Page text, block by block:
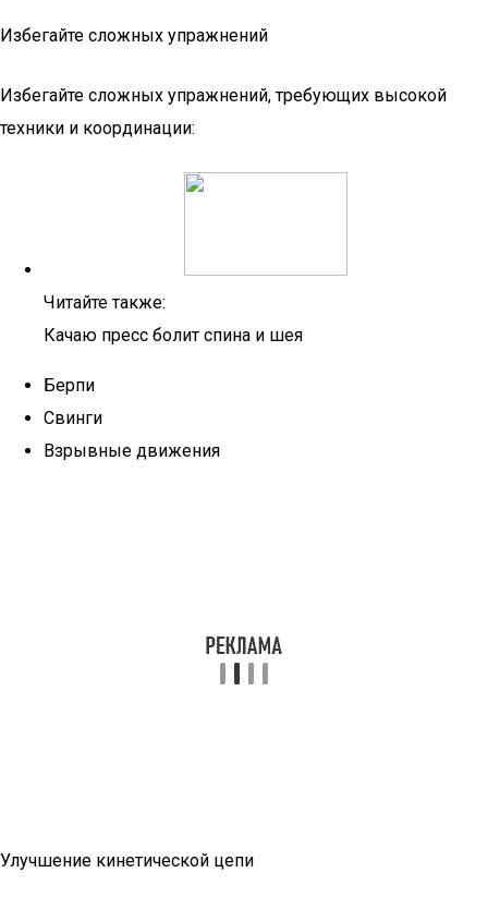
Избегайте сложных упражнений
Избегайте сложных упражнений, требующих высокой
техники и координации:
Читайте также:
Качаю пресс болит спина и шея
Берпи
Свинги
Взрывные движения
Улучшение кинетической цепи